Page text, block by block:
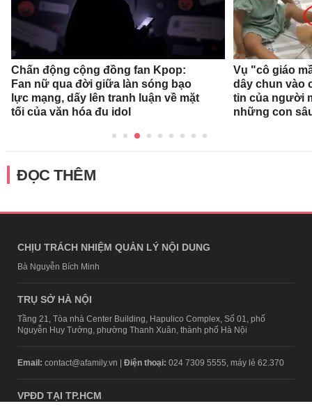
Chấn động cộng đồng fan Kpop:
Fan nữ qua đời giữa làn sóng bạo
lực mạng, dấy lên tranh luận về mặt
tối của văn hóa đu idol
Vụ "cô giáo
dây chun vào
tin của người
những con
ĐỌC THÊM
CHỊU TRÁCH NHIỆM QUẢN LÝ NỘI DUNG
Bà Nguyễn Bích Minh
TRỤ SỞ HÀ NỘI
Tầng 21, Tòa nhà Center Building, Hapulico Complex, Số 01, phố
Nguyễn Huy Tưởng, phường Thanh Xuân, thành phố Hà Nội
Email: contact@afamily.vn | Điện thoại: 024 7309 5555, máy lẻ 62.370
VPĐD TẠI TP.HCM